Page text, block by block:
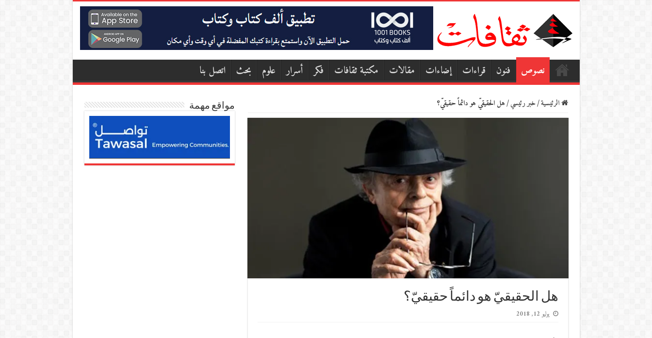
نصوص فنون قراءات إضاءات مقالات مكتبة ثقافات فكر أسرار علوم بحث اتصل بنا
الرئيسية/خبر رئيسي/هل الحقيقيّ هو دائماً حقيقيّ؟
هل الحقيقيّ هو دائماً حقيقيّ؟
يوليو 12, 2018
مواقع مهمة